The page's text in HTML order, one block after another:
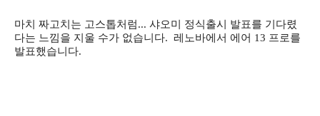
마치 짜고치는 고스톱처럼... 샤오미 정식출시 발표를 기다렸
다는 느낌을 지울 수가 없습니다. 레노바에서 에어 13 프로를
발표했습니다.